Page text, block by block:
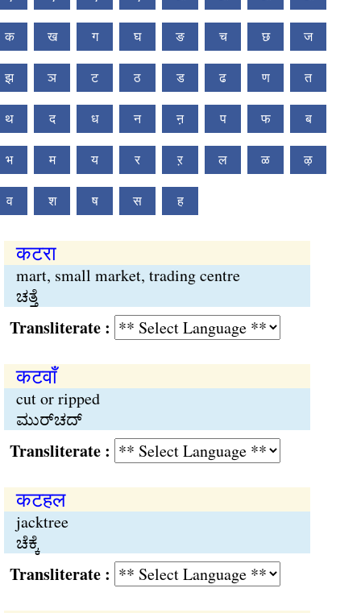
क ख ग घ ङ च छ ज
झ ञ ट ठ ड ढ ण त
थ द ध न ऩ प फ ब
भ म य र ऱ ल ळ ऴ
व श ष स ह
कटरा
mart, small market, trading centre
ಚತ್ತೆ
:
कटवाँ
cut or ripped
ಮುರ್‌ಚದ್
:
कटहल
jacktree
ಚೆಕ್ಕೆ
: